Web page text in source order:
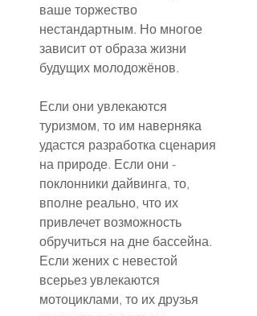
ваше торжество
нестандартным. Но многое
зависит от образа жизни
будущих молодожёнов.
Если они увлекаются
туризмом, то им наверняка
удастся разработка сценария
на природе. Если они -
поклонники дайвинга, то,
вполне реально, что их
привлечет возможность
обручиться на дне бассейна.
Если жених с невестой
всерьез увлекаются
мотоциклами, то их друзья